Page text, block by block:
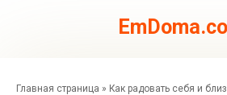
Главная страница » Как радовать себя и